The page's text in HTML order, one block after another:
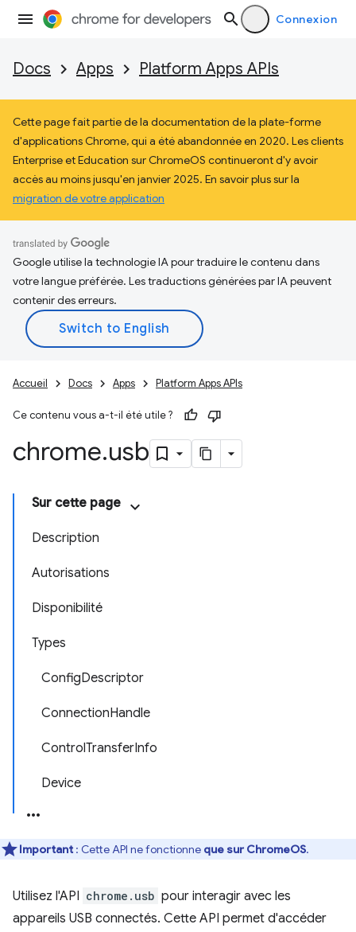
Connexion
Docs Apps Platform Apps APIs
Cette page fait partie de la documentation de la plate-forme
d'applications Chrome, qui a été abandonnée en 2020. Les clients
Enterprise et Education sur ChromeOS continueront d'y avoir
accès au moins jusqu'en janvier 2025. En savoir plus sur la
migration de votre application
Google utilise la technologie IA pour traduire le contenu dans
votre langue préférée. Les traductions générées par IA peuvent
contenir des erreurs.
Accueil Docs Apps Platform Apps APIs
Ce contenu vous a-t-il été utile ?
chrome.usb
Sur cette page
Description
Autorisations
Disponibilité
Types
ConfigDescriptor
ConnectionHandle
ControlTransferInfo
Device
Important : Cette API ne fonctionne que sur ChromeOS.
Utilisez l'API chrome.usb pour interagir avec les
appareils USB connectés. Cette API permet d'accéder